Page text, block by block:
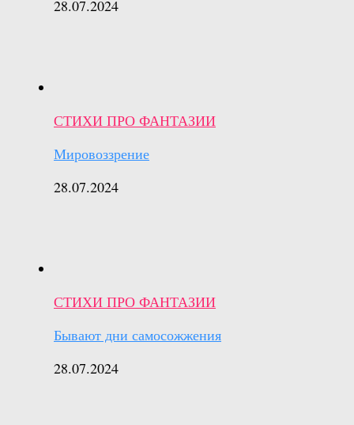
28.07.2024
СТИХИ ПРО ФАНТАЗИИ
Мировоззрение
28.07.2024
СТИХИ ПРО ФАНТАЗИИ
Бывают дни самосожжения
28.07.2024